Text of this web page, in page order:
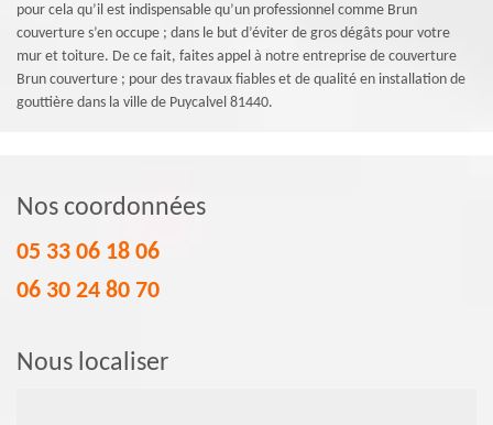
pour cela qu’il est indispensable qu’un professionnel comme Brun
couverture s’en occupe ; dans le but d’éviter de gros dégâts pour votre
mur et toiture. De ce fait, faites appel à notre entreprise de couverture
Brun couverture ; pour des travaux fiables et de qualité en installation de
gouttière dans la ville de Puycalvel 81440.
Nos coordonnées
05 33 06 18 06
06 30 24 80 70
Nous localiser